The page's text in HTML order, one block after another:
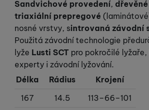
Sandvichové provedení,
triaxiální prepregové
nosné vrstvy, sintrovaná závodní
Použitá závodní technologie
lyže Lusti SCT pro pokročilé lyžaře,
experty i závodní lyžování.
Délka
Rádius
Krojení
167
14.5
113–66–101